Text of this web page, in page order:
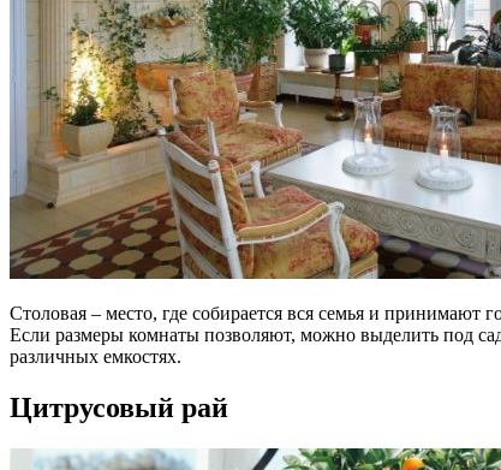
Столовая – место, где собирается вся семья и
Если размеры комнаты позволяют, можно выделить под
различных емкостях.
Цитрусовый рай